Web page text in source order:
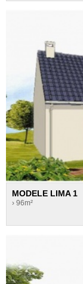
MODELE LIMA 1
› 96m²